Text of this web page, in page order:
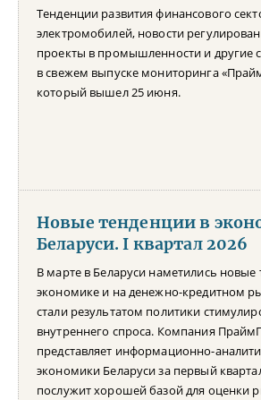
Тенденции развития финансового
электромобилей, новости
проекты в промышленности и другие
в свежем выпуске мониторинга
который вышел 25 июня.
Новые тенденции в
Беларуси. I квартал 2026
В марте в Беларуси наметились новые
экономике и на денежно-кредитном
стали результатом политики
внутреннего спроса. Компания
представляет информационно-
экономики Беларуси за первый
послужит хорошей базой для оценки